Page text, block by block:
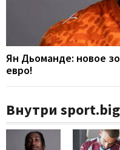
Ян Дьоманде: новое
евро!
Внутри